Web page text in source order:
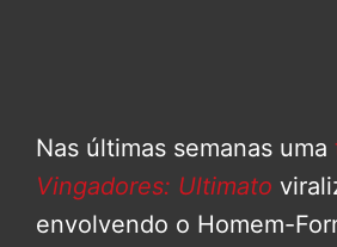
Nas últimas semanas uma
Vingadores: Ultimato
envolvendo o Homem-